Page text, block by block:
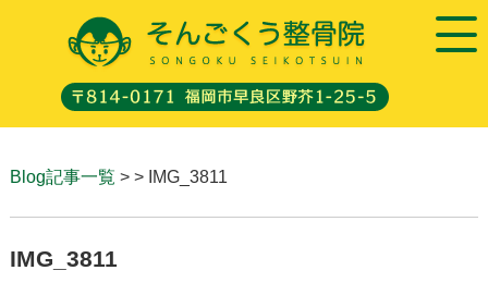
Blog記事一覧 > > IMG_3811
IMG_3811